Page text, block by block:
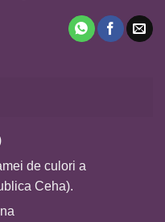
de culori a
Ceha).